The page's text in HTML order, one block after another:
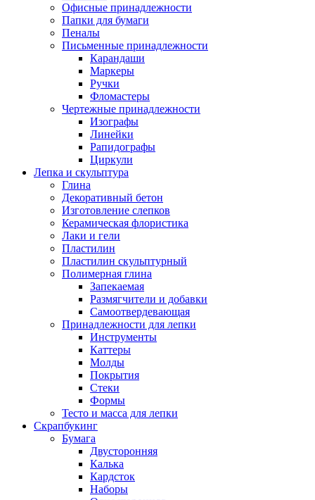
Офисные принадлежности
Папки для бумаги
Пеналы
Письменные принадлежности
Карандаши
Маркеры
Ручки
Фломастеры
Чертежные принадлежности
Изографы
Линейки
Рапидографы
Циркули
Лепка и скульптура
Глина
Декоративный бетон
Изготовление слепков
Керамическая флористика
Лаки и гели
Пластилин
Пластилин скульптурный
Полимерная глина
Запекаемая
Размягчители и добавки
Самоотвердевающая
Принадлежности для лепки
Инструменты
Каттеры
Молды
Покрытия
Стеки
Формы
Тесто и масса для лепки
Скрапбукинг
Бумага
Двусторонняя
Калька
Кардсток
Наборы